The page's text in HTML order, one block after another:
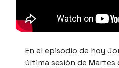
En el episodio de hoy
última sesión de Martes